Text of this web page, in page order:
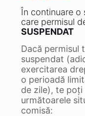
În continuare o
care permisul
SUSPENDAT
Dacă permisul
suspendat
exercitarea
o perioadă
de zile), te
următoarele
comisă: